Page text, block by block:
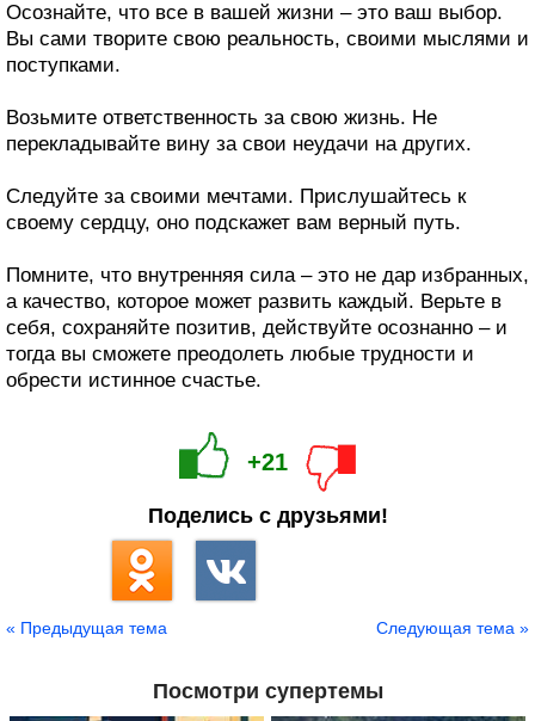
Осознайте, что все в вашей жизни – это ваш выбор.
Вы сами творите свою реальность, своими мыслями и
поступками.
Возьмите ответственность за свою жизнь. Не
перекладывайте вину за свои неудачи на других.
Следуйте за своими мечтами. Прислушайтесь к
своему сердцу, оно подскажет вам верный путь.
Помните, что внутренняя сила – это не дар избранных,
а качество, которое может развить каждый. Верьте в
себя, сохраняйте позитив, действуйте осознанно – и
тогда вы сможете преодолеть любые трудности и
обрести истинное счастье.
+21
Поделись с друзьями!
« Предыдущая тема Следующая тема »
Посмотри супертемы